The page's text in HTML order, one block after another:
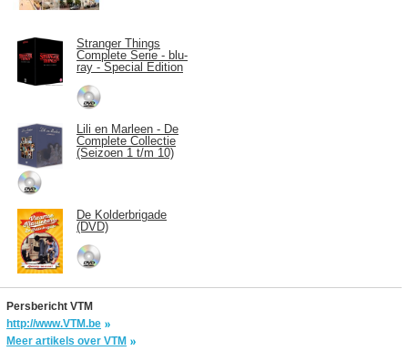
Stranger Things
Complete Serie - blu-
ray - Special Edition
Lili en Marleen - De
Complete Collectie
(Seizoen 1 t/m 10)
De Kolderbrigade
(DVD)
Persbericht VTM
http://www.VTM.be
Meer artikels over VTM